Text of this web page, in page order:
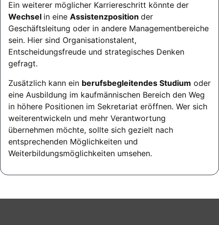
Ein weiterer möglicher Karriereschritt könnte der
Wechsel in eine Assistenzposition der
Geschäftsleitung oder in andere Managementbereiche
sein. Hier sind Organisationstalent,
Entscheidungsfreude und strategisches Denken
gefragt.
Zusätzlich kann ein berufsbegleitendes Studium oder
eine Ausbildung im kaufmännischen Bereich den Weg
in höhere Positionen im Sekretariat eröffnen. Wer sich
weiterentwickeln und mehr Verantwortung
übernehmen möchte, sollte sich gezielt nach
entsprechenden Möglichkeiten und
Weiterbildungsmöglichkeiten umsehen.